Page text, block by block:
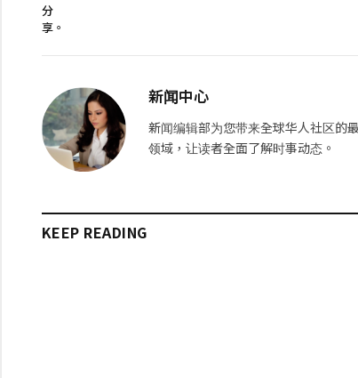
分
享。
新闻中心
新闻编辑部为您带来全球华人社区的
领域，让读者全面了解时事动态。
KEEP READING